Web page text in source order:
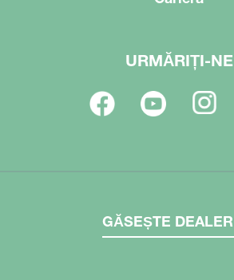
URMĂRIȚI-NE
GĂSEȘTE DEALER